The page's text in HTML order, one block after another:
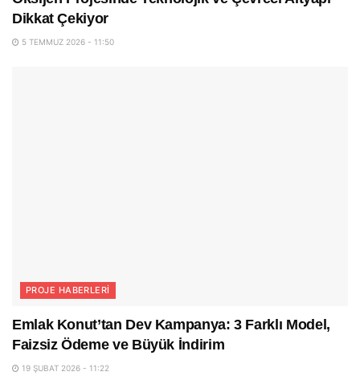
Dikkat Çekiyor
5 TEMMUZ 2026 - 11:50
PROJE HABERLERI
Emlak Konut’tan Dev Kampanya: 3 Farklı Model,
Faizsiz Ödeme ve Büyük İndirim
19 ŞUBAT 2026 - 11:22